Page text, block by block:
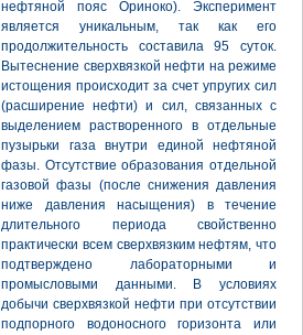
нефтяной пояс Ориноко). Эксперимент
является уникальным, так как его
продолжительность составила 95 суток.
Вытеснение сверхвязкой нефти на режиме
истощения происходит за счет упругих сил
(расширение нефти) и сил, связанных с
выделением растворенного в отдельные
пузырьки газа внутри единой нефтяной
фазы. Отсутствие образования отдельной
газовой фазы (после снижения давления
ниже давления насыщения) в течение
длительного периода свойственно
практически всем сверхвязким нефтям, что
подтверждено лабораторными и
промысловыми данными. В условиях
добычи сверхвязкой нефти при отсутствии
подпорного водоносного горизонта или